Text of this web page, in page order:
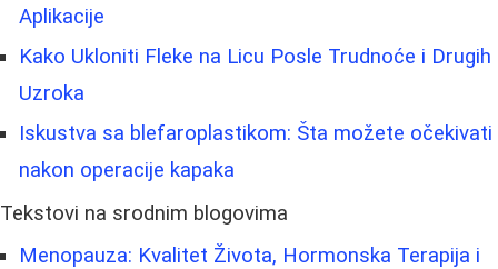
Aplikacije
Kako Ukloniti Fleke na Licu Posle Trudnoće i Drugih
Uzroka
Iskustva sa blefaroplastikom: Šta možete očekivati
nakon operacije kapaka
Tekstovi na srodnim blogovima
Menopauza: Kvalitet Života, Hormonska Terapija i